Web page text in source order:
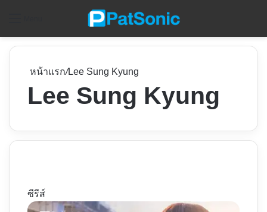
หน้าแรก/Lee Sung Kyung
Lee Sung Kyung
ซีรีส์